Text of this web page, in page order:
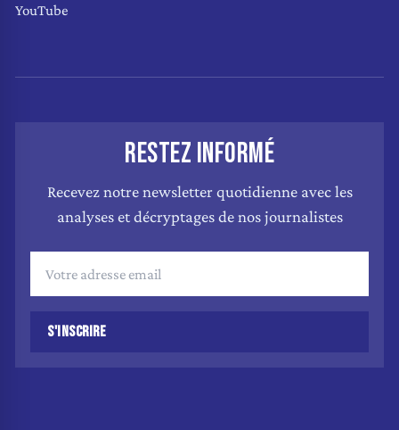
YouTube
RESTEZ INFORMÉ
Recevez notre newsletter quotidienne avec les
analyses et décryptages de nos journalistes
S'INSCRIRE